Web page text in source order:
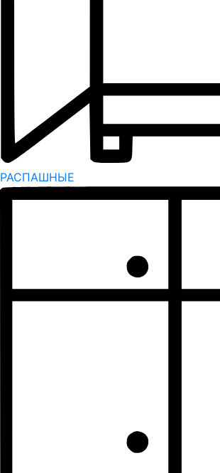
РАСПАШНЫЕ